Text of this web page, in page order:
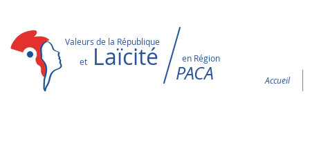
Valeurs de la République
et
Laïcité en Région
PACA Accueil